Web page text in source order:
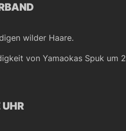
wilder Haare.
von Yamaokas Spuk um